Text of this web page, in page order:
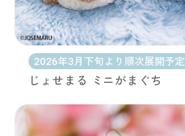
2026年3月下旬より順次展開予定
じょせまる ミニがまぐち